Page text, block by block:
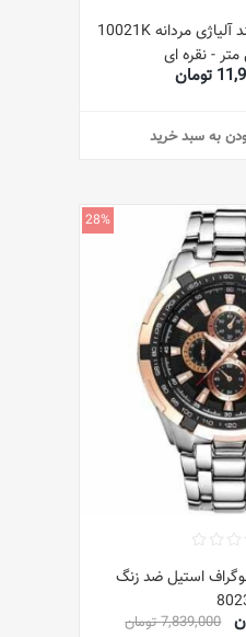
ساعت مچی آنالوگ بند آلیاژی مردانه 10021K
به سبد خرید
28%
استیل ضد زنگ
7,839,000 تومان